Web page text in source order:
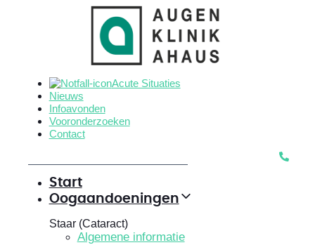
Skip
to
content
Acute Situaties
Nieuws
Infoavonden
Vooronderzoeken
Contact
Start
Oogaandoeningen
Staar (Cataract)
Algemene informatie